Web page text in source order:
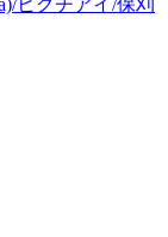
ヒグチアイ/保刈